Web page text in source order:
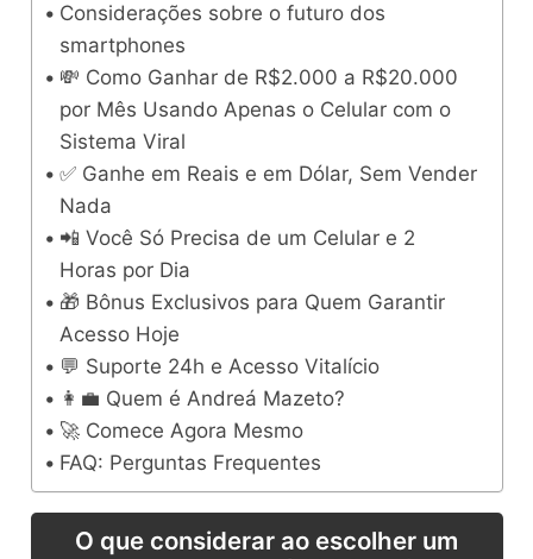
Considerações sobre o futuro dos
smartphones
💸 Como Ganhar de R$2.000 a R$20.000
por Mês Usando Apenas o Celular com o
Sistema Viral
✅ Ganhe em Reais e em Dólar, Sem Vender
Nada
📲 Você Só Precisa de um Celular e 2
Horas por Dia
🎁 Bônus Exclusivos para Quem Garantir
Acesso Hoje
💬 Suporte 24h e Acesso Vitalício
👩‍💼 Quem é Andreá Mazeto?
🚀 Comece Agora Mesmo
FAQ: Perguntas Frequentes
O que considerar ao escolher um